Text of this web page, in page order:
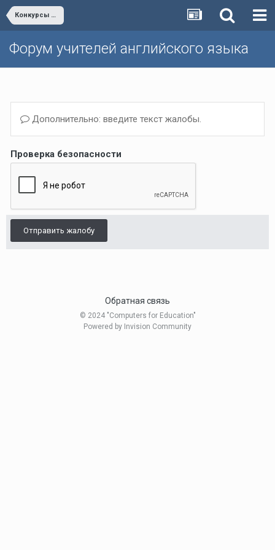
Конкурсы для учителей и учеников
Форум учителей английского языка
Дополнительно: введите текст жалобы.
Проверка безопасности
Отправить жалобу
Обратная связь
© 2024 "Computers for Education"
Powered by Invision Community